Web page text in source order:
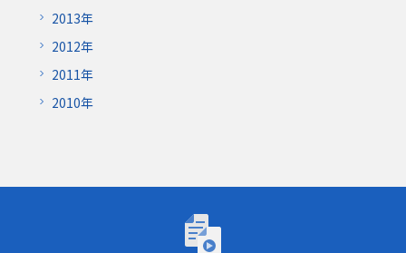
2013年
2012年
2011年
2010年
トーゴーの日シンポジウム2026「AIが研究